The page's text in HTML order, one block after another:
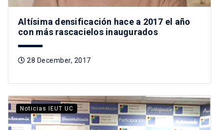
Altísima densificación hace a 2017 el año
con más rascacielos inaugurados
28 December, 2017
Noticias IEUT UC